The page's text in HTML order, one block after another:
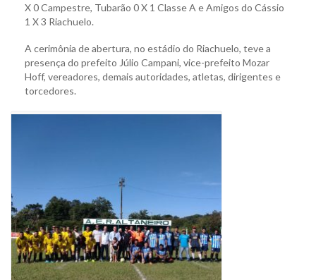
X 0 Campestre, Tubarão 0 X 1 Classe A e Amigos do Cássio
1 X 3 Riachuelo.
A cerimônia de abertura, no estádio do Riachuelo, teve a
presença do prefeito Júlio Campani, vice-prefeito Mozar
Hoff, vereadores, demais autoridades, atletas, dirigentes e
torcedores.